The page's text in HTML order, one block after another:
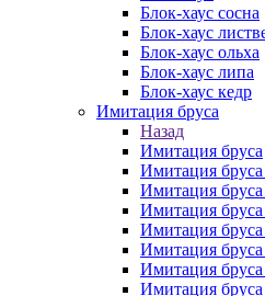
Блок-хаус сосна
Блок-хаус
Блок-хаус ольха
Блок-хаус липа
Блок-хаус кедр
Имитация бруса
Назад
Имитация бруса
Имитация
Имитация бруса
Имитация
Имитация бруса
Имитация
Имитация бруса
Имитация